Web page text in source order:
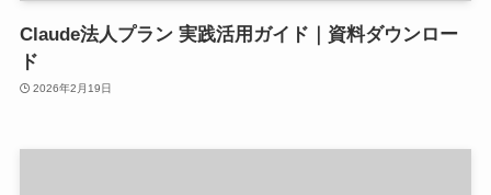
Claude法人プラン 実践活用ガイド｜資料ダウンロー
ド
2026年2月19日